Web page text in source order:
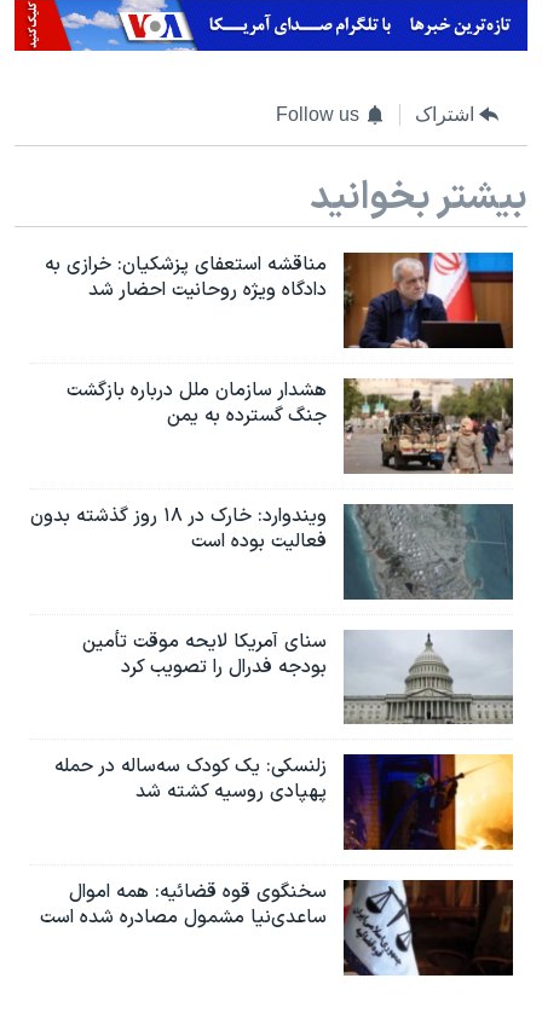
اشتراک Follow us
بیشتر بخوانید
مناقشه استعفای پزشکیان: خرازی به
دادگاه ویژه روحانیت احضار شد
هشدار سازمان ملل درباره بازگشت
جنگ گسترده به یمن
ویندوارد: خارک در ۱۸ روز گذشته بدون
فعالیت بوده است
سنای آمریکا لایحه موقت تأمین
بودجه فدرال را تصویب کرد
زلنسکی: یک کودک سه‌ساله در حمله
پهپادی روسیه کشته شد
سخنگوی قوه قضائیه: همه اموال
ساعدی‌نیا مشمول مصادره شده است